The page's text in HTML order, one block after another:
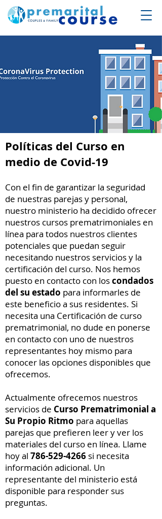
Políticas del Curso en
medio de Covid-19
Con el fin de garantizar la seguridad
de nuestras parejas y personal,
nuestro ministerio ha decidido ofrecer
nuestros cursos prematrimoniales en
línea para todos nuestros clientes
potenciales que puedan seguir
necesitando nuestros servicios y la
certificación del curso. Nos hemos
puesto en contacto con loscondados
del su estado para informarles de
este beneficio a sus residentes. Si
necesita una Certificación de curso
prematrimonial, no dude en ponerse
en contacto con uno de nuestros
representantes hoy mismo para
conocer las opciones disponibles que
ofrecemos.
Actualmente ofrecemos nuestros
servicios de Curso Prematrimonial a
Su Propio Ritmo para aquellas
parejas que prefieren leer y ver los
materiales del curso en línea. Llame
hoy al 786-529-4266 si necesita
información adicional. Un
representante del ministerio está
disponible para responder sus
preguntas.